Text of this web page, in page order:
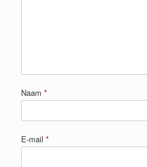
Naam *
E-mail *